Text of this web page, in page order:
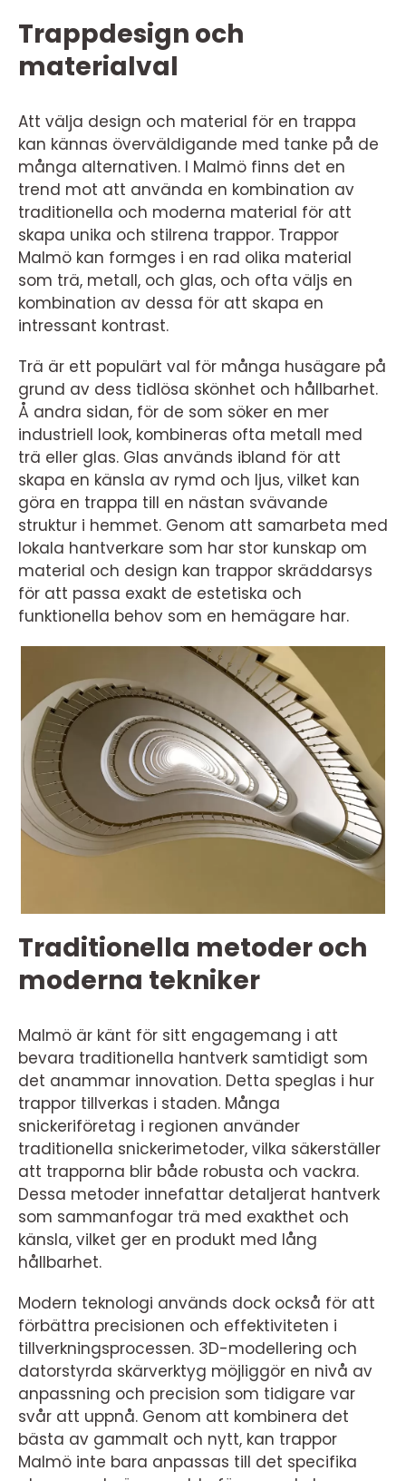
Trappdesign och
materialval
Att välja design och material för en trappa
kan kännas överväldigande med tanke på de
många alternativen. I Malmö finns det en
trend mot att använda en kombination av
traditionella och moderna material för att
skapa unika och stilrena trappor. Trappor
Malmö kan formges i en rad olika material
som trä, metall, och glas, och ofta väljs en
kombination av dessa för att skapa en
intressant kontrast.
Trä är ett populärt val för många husägare på
grund av dess tidlösa skönhet och hållbarhet.
Å andra sidan, för de som söker en mer
industriell look, kombineras ofta metall med
trä eller glas. Glas används ibland för att
skapa en känsla av rymd och ljus, vilket kan
göra en trappa till en nästan svävande
struktur i hemmet. Genom att samarbeta med
lokala hantverkare som har stor kunskap om
material och design kan trappor skräddarsys
för att passa exakt de estetiska och
funktionella behov som en hemägare har.
Traditionella metoder och
moderna tekniker
Malmö är känt för sitt engagemang i att
bevara traditionella hantverk samtidigt som
det anammar innovation. Detta speglas i hur
trappor tillverkas i staden. Många
snickeriföretag i regionen använder
traditionella snickerimetoder, vilka säkerställer
att trapporna blir både robusta och vackra.
Dessa metoder innefattar detaljerat hantverk
som sammanfogar trä med exakthet och
känsla, vilket ger en produkt med lång
hållbarhet.
Modern teknologi används dock också för att
förbättra precisionen och effektiviteten i
tillverkningsprocessen. 3D-modellering och
datorstyrda skärverktyg möjliggör en nivå av
anpassning och precision som tidigare var
svår att uppnå. Genom att kombinera det
bästa av gammalt och nytt, kan trappor
Malmö inte bara anpassas till det specifika